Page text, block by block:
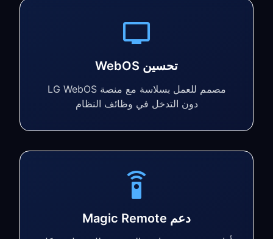
تحسين WebOS
مصمم للعمل بسلاسة مع منصة LG WebOS
دون التدخل في وظائف النظام
دعم Magic Remote